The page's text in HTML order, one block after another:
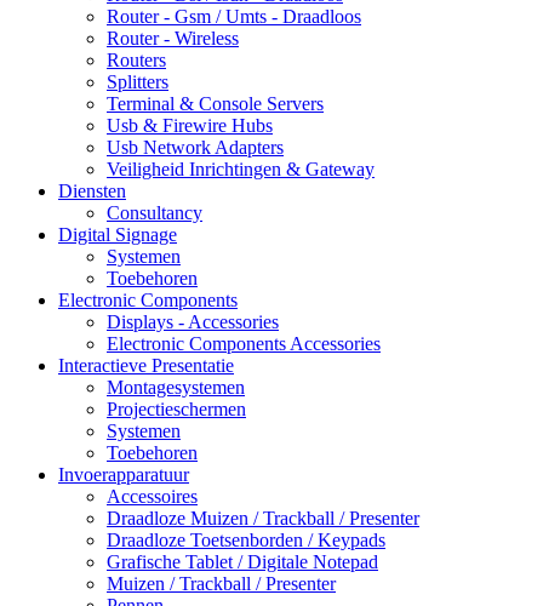
Router - Gsm / Umts - Draadloos
Router - Wireless
Routers
Splitters
Terminal & Console Servers
Usb & Firewire Hubs
Usb Network Adapters
Veiligheid Inrichtingen & Gateway
Diensten
Consultancy
Digital Signage
Systemen
Toebehoren
Electronic Components
Displays - Accessories
Electronic Components Accessories
Interactieve Presentatie
Montagesystemen
Projectieschermen
Systemen
Toebehoren
Invoerapparatuur
Accessoires
Draadloze Muizen / Trackball / Presenter
Draadloze Toetsenborden / Keypads
Grafische Tablet / Digitale Notepad
Muizen / Trackball / Presenter